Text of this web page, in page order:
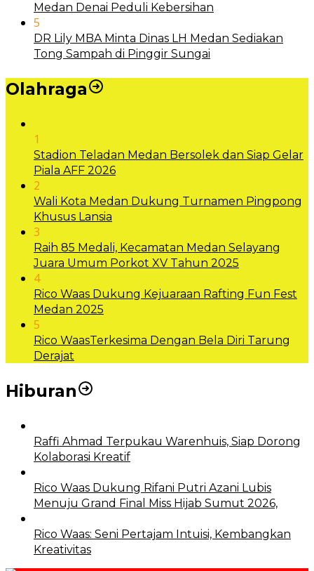
Medan Denai Peduli Kebersihan
5
DR Lily MBA Minta Dinas LH Medan Sediakan
Tong Sampah di Pinggir Sungai
Olahraga
1
Stadion Teladan Medan Bersolek dan Siap Gelar
Piala AFF 2026
2
Wali Kota Medan Dukung Turnamen Pingpong
Khusus Lansia
3
Raih 85 Medali, Kecamatan Medan Selayang
Juara Umum Porkot XV Tahun 2025
4
Rico Waas Dukung Kejuaraan Rafting Fun Fest
Medan 2025
5
Rico WaasTerkesima Dengan Bela Diri Tarung
Derajat
Hiburan
Raffi Ahmad Terpukau Warenhuis, Siap Dorong
Kolaborasi Kreatif
Rico Waas Dukung Rifani Putri Azani Lubis
Menuju Grand Final Miss Hijab Sumut 2026,
Rico Waas: Seni Pertajam Intuisi, Kembangkan
Kreativitas